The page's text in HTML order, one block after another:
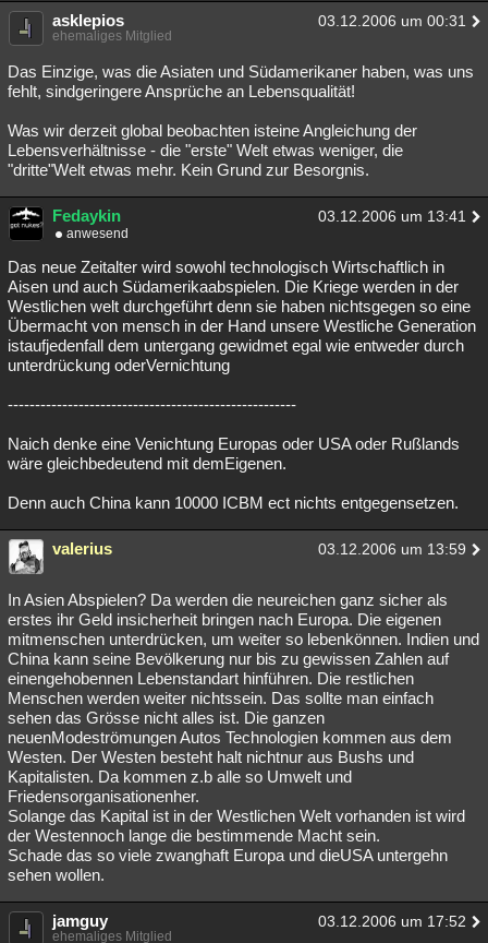
asklepios 03.12.2006 um 00:31
ehemaliges Mitglied
Das Einzige, was die Asiaten und Südamerikaner haben, was uns
fehlt, sindgeringere Ansprüche an Lebensqualität!
Was wir derzeit global beobachten isteine Angleichung der
Lebensverhältnisse - die "erste" Welt etwas weniger, die
"dritte"Welt etwas mehr. Kein Grund zur Besorgnis.
Fedaykin 03.12.2006 um 13:41
anwesend
Das neue Zeitalter wird sowohl technologisch Wirtschaftlich in
Aisen und auch Südamerikaabspielen. Die Kriege werden in der
Westlichen welt durchgeführt denn sie haben nichtsgegen so eine
Übermacht von mensch in der Hand unsere Westliche Generation
istaufjedenfall dem untergang gewidmet egal wie entweder durch
unterdrückung oderVernichtung
-----------------------------------------------------
Naich denke eine Venichtung Europas oder USA oder Rußlands
wäre gleichbedeutend mit demEigenen.
Denn auch China kann 10000 ICBM ect nichts entgegensetzen.
valerius 03.12.2006 um 13:59
In Asien Abspielen? Da werden die neureichen ganz sicher als
erstes ihr Geld insicherheit bringen nach Europa. Die eigenen
mitmenschen unterdrücken, um weiter so lebenkönnen. Indien und
China kann seine Bevölkerung nur bis zu gewissen Zahlen auf
einengehobennen Lebenstandart hinführen. Die restlichen
Menschen werden weiter nichtssein. Das sollte man einfach
sehen das Grösse nicht alles ist. Die ganzen
neuenModeströmungen Autos Technologien kommen aus dem
Westen. Der Westen besteht halt nichtnur aus Bushs und
Kapitalisten. Da kommen z.b alle so Umwelt und
Friedensorganisationenher.
Solange das Kapital ist in der Westlichen Welt vorhanden ist wird
der Westennoch lange die bestimmende Macht sein.
Schade das so viele zwanghaft Europa und dieUSA untergehn
sehen wollen.
jamguy 03.12.2006 um 17:52
ehemaliges Mitglied